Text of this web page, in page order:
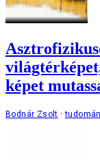
képet
Bodnár Zsolt